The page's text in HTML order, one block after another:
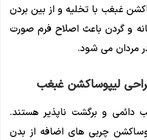
غبغب با تخلیه و از بین بردن
و گردن باعث اصلاح فرم صورت
می شود.
لیپوساکشن غبغب
دائمی و برگشت ناپذیر هستند.
چربی های اضافه از بدن